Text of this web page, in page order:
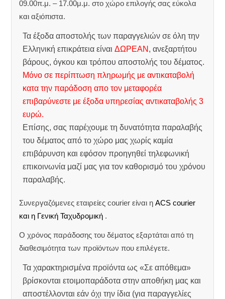
09.00π.μ. – 17.00μ.μ. στο χώρο επιλογής σας εύκολα
και αξιόπιστα.
Τα έξοδα αποστολής των παραγγελιών σε όλη την
Ελληνική επικράτεια είναιΔΩΡΕΑΝ , ανεξαρτήτου
βάρους, όγκου και τρόπου αποστολής του δέματος.
Μόνο σε περίπτωση πληρωμής με αντικαταβολή
κατα την παράδοση απο τον μεταφορέα
επιβαρύνεστε με έξοδα υπηρεσίας αντικαταβολής 3
ευρώ.
Επίσης, σας παρέχουμε τη δυνατότητα παραλαβής
του δέματος από το χώρο μας χωρίς καμία
επιβάρυνση και εφόσον προηγηθεί τηλεφωνική
επικοινωνία μαζί μας για τον καθορισμό του χρόνου
παραλαβής.
Συνεργαζόμενες εταιρείες courier είναι ηACS courier
και η Γενική Ταχυδρομική .
Ο χρόνος παράδοσης του δέματος εξαρτάται από τη
διαθεσιμότητα των προϊόντων που επιλέγετε.
Τα χαρακτηρισμένα προϊόντα ως «Σε απόθεμα»
βρίσκονται ετοιμοπαράδοτα στην αποθήκη μας και
αποστέλλονται εάν όχι την ίδια (για παραγγελίες